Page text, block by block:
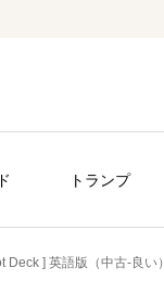
トランプ
] 英語版（中古-良い）